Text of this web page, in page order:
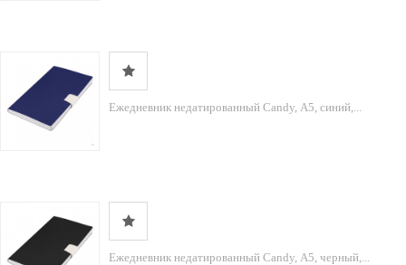
Ежедневник недатированный Candy, А5, синий,...
Ежедневник недатированный Candy, А5, черный,...